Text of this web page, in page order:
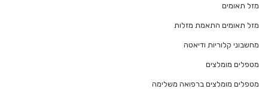
מזל תאומים
מזל תאומים התאמת מזלות
מחשבוני קלוריות ודיאטה
מטפלים מומלצים
מטפלים מומלצים ברפואה משלימה